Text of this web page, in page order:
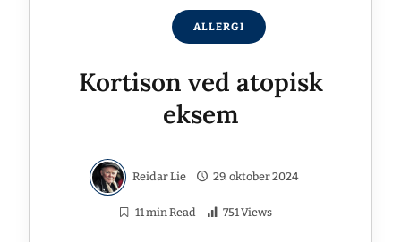
ALLERGI
Kortison ved atopisk
eksem
Reidar Lie 29. oktober 2024
11 min Read 751 Views